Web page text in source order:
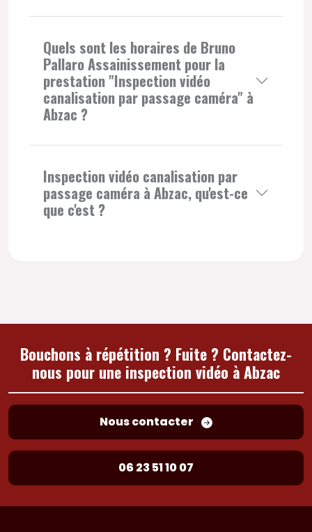
Quels sont les horaires de Bruno
Pallaro Assainissement pour la
prestation "Inspection vidéo
canalisation par passage caméra" à
Abzac ?
Inspection vidéo canalisation par
passage caméra à Abzac, qu'est-ce
que c'est ?
Bouchons à répétition ? Fuite ? Contactez-
nous pour une inspection vidéo à Abzac
Nous contacter
06 23 51 10 07